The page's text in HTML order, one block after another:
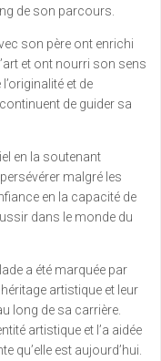
de son parcours.
son père ont enrichi
et ont nourri son sens
et de
de guider sa
en la soutenant
malgré les
en la capacité de
dans le monde du
a été marquée par
artistique et leur
long de sa carrière.
artistique et l’a aidée
qu’elle est aujourd’hui.